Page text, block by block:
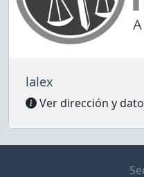
lalex
Ver dirección y